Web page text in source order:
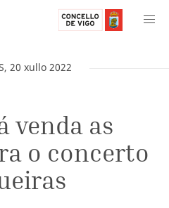
, 20 xullo 2022
venda as
o concerto